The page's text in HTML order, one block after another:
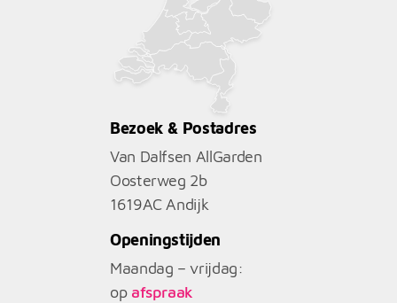
Bezoek & Postadres
Van Dalfsen AllGarden
Oosterweg 2b
1619ACAndijk
Openingstijden
Maandag – vrijdag:
op afspraak